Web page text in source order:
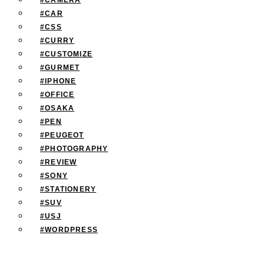
#CAR
#CSS
#CURRY
#CUSTOMIZE
#GURMET
#IPHONE
#OFFICE
#OSAKA
#PEN
#PEUGEOT
#PHOTOGRAPHY
#REVIEW
#SONY
#STATIONERY
#SUV
#USJ
#WORDPRESS